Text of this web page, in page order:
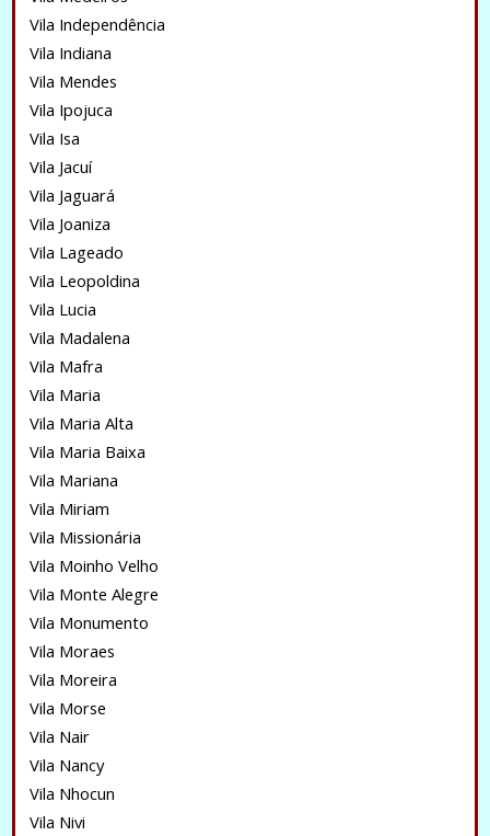
Vila Independência
Vila Indiana
Vila Mendes
Vila Ipojuca
Vila Isa
Vila Jacuí
Vila Jaguará
Vila Joaniza
Vila Lageado
Vila Leopoldina
Vila Lucia
Vila Madalena
Vila Mafra
Vila Maria
Vila Maria Alta
Vila Maria Baixa
Vila Mariana
Vila Miriam
Vila Missionária
Vila Moinho Velho
Vila Monte Alegre
Vila Monumento
Vila Moraes
Vila Moreira
Vila Morse
Vila Nair
Vila Nancy
Vila Nhocun
Vila Nivi